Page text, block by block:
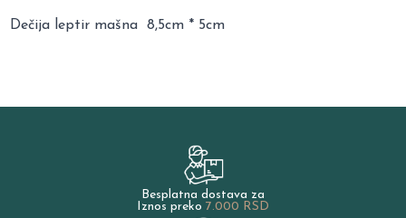
Dečija leptir mašna 8,5cm * 5cm
Besplatna dostava za
Iznos preko 7.000 RSD